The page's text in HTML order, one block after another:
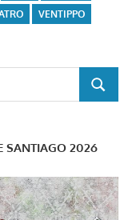
VENTIPPO
BUSCAR
SANTIAGO 2026